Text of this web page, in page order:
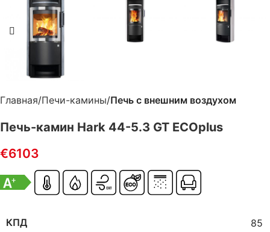
Главная Печи-камины Печь с внешним воздухом
Печь-камин Hark 44-5.3 GT ECOplus
€6103
КПД 85